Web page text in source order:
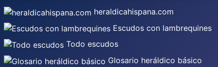
heraldicahispana.com
Escudos con lambrequines
Todo escudos
Glosario heráldico básico